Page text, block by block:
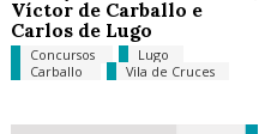
Víctor de Carballo e
Carlos de Lugo
Concursos
Lugo
Carballo
Vila de Cruces